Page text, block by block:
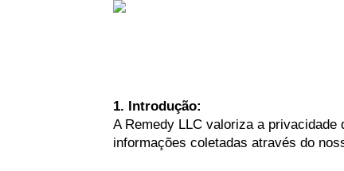
1. Introdução:
A Remedy LLC valoriza a
informações coletadas através do